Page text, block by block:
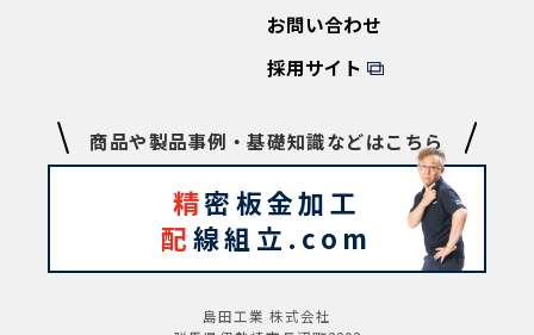
お問い合わせ
採用サイト
商品や製品事例・基礎知識などはこちら
精密板金加工
配線組立.com
島田工業 株式会社